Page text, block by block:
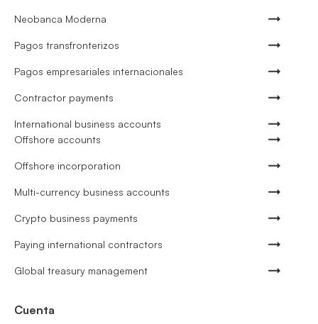
Neobanca Moderna
Pagos transfronterizos
Pagos empresariales internacionales
Contractor payments
International business accounts
Offshore accounts
Offshore incorporation
Multi-currency business accounts
Crypto business payments
Paying international contractors
Global treasury management
Cuenta